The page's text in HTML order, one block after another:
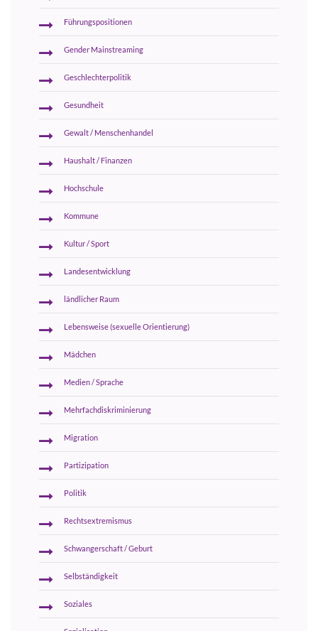
Führungspositionen
Gender Mainstreaming
Geschlechterpolitik
Gesundheit
Gewalt / Menschenhandel
Haushalt / Finanzen
Hochschule
Kommune
Kultur / Sport
Landesentwicklung
ländlicher Raum
Lebensweise (sexuelle Orientierung)
Mädchen
Medien / Sprache
Mehrfachdiskriminierung
Migration
Partizipation
Politik
Rechtsextremismus
Schwangerschaft / Geburt
Selbständigkeit
Soziales